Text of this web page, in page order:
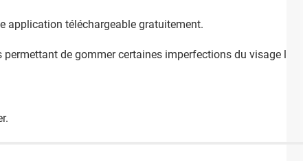
application téléchargeable gratuitement.
de gommer certaines imperfections du visage lors